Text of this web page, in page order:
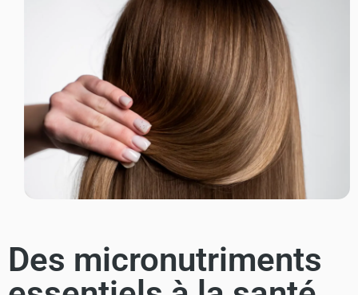
Des micronutriments